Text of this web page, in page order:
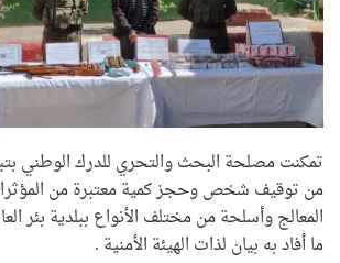
تمكنت مصلحة البحث والتحري للدرك الوطني
من توقيف شخص وحجز كمية معتبرة من
المعالج وأسلحة من مختلف الأنواع ببلدية بئر
ما أفاد به بيان لذات الهيئة الأمنية .